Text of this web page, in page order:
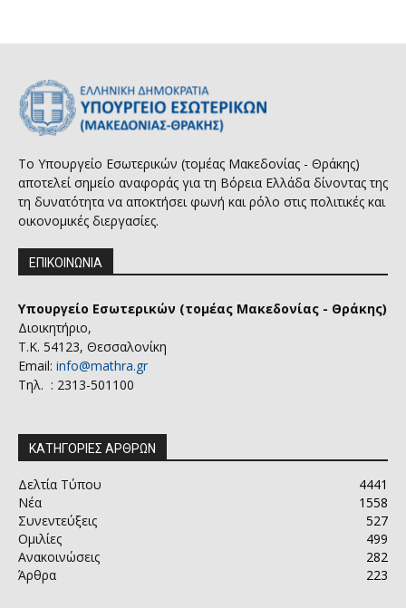
Το Υπουργείο Εσωτερικών (τομέας Μακεδονίας - Θράκης)
αποτελεί σημείο αναφοράς για τη Βόρεια Ελλάδα δίνοντας της
τη δυνατότητα να αποκτήσει φωνή και ρόλο στις πολιτικές και
οικονομικές διεργασίες.
ΕΠΙΚΟΙΝΩΝΙΑ
Υπουργείο Εσωτερικών (τομέας Μακεδονίας - Θράκης)
Διοικητήριο,
Τ.Κ. 54123, Θεσσαλονίκη
Email: info@mathra.gr
Τηλ. : 2313-501100
ΚΑΤΗΓΟΡΙΕΣ ΑΡΘΡΩΝ
Δελτία Τύπου
4441
Νέα
1558
Συνεντεύξεις
527
Ομιλίες
499
Ανακοινώσεις
282
Άρθρα
223